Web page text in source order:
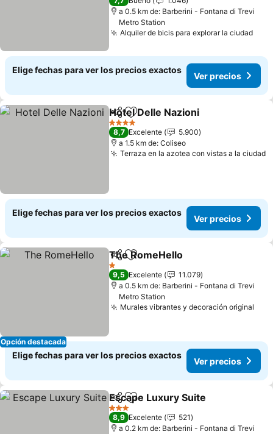
a 0.5 km de: Barberini - Fontana di Trevi
Metro Station
Alquiler de bicis para explorar la ciudadVer
Elige fechas para ver los precios exactos
Ver precios
CompartirAgregar a favoritos
Hotel Delle Nazioni
4 Estrellas
8,7 Excelente
5.900
a 1.5 km de: Coliseo
Terraza en la azotea con vistas a la ciudad
Elige fechas para ver los precios exactos
Ver precios
Opción destacada
Compartir
Agregar a favoritos
The RomeHello
1 Estrellas
9,5 Excelente
11.079
a 0.5 km de: Barberini - Fontana di Trevi
Metro Station
Murales vibrantes y decoración original
Elige fechas para ver los precios exactos
Ver precios
CompartirAgregar a favoritos
Escape Luxury Suite
3 Estrellas
8,9 Excelente
521
a 0.2 km de: Barberini - Fontana di Trevi